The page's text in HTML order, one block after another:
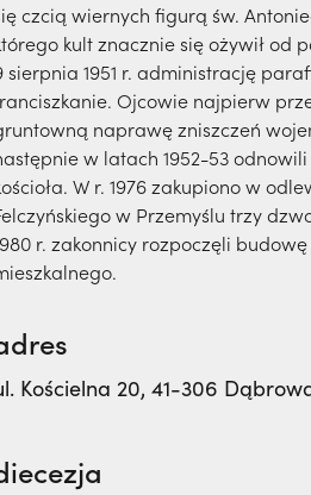
czcią wiernych figurą św.
kult znacznie się ożywił od
sierpnia 1951 r. administrację
Ojcowie najpierw
naprawę zniszczeń
w latach 1952-53
W r. 1976 zakupiono w
w Przemyślu trzy
r. zakonnicy rozpoczęli
Kościelna 20, 41-306